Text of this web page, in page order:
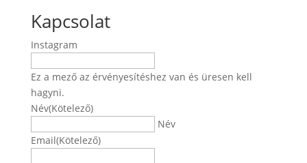
Kapcsolat
Instagram
Ez a mező az érvényesítéshez van és üresen kell
hagyni.
Név(Kötelező)
Név
Email(Kötelező)